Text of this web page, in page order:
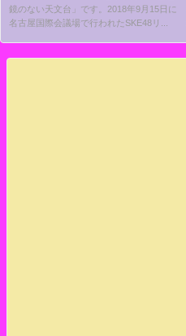
鏡のない天文台」です。2018年9月15日に
名古屋国際会議場で行われたSKE48リ...